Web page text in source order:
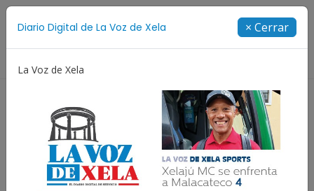
Diario Digital de La Voz de Xela × Cerrar
La Voz de Xela